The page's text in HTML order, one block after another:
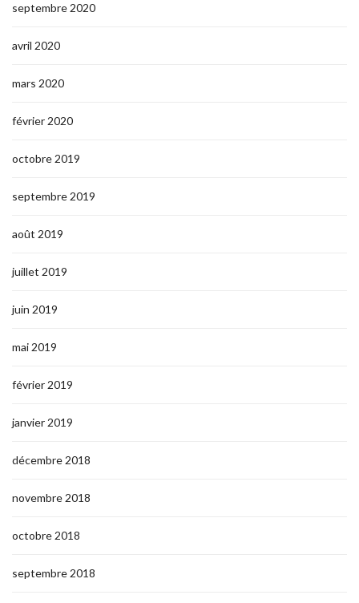
septembre 2020
avril 2020
mars 2020
février 2020
octobre 2019
septembre 2019
août 2019
juillet 2019
juin 2019
mai 2019
février 2019
janvier 2019
décembre 2018
novembre 2018
octobre 2018
septembre 2018